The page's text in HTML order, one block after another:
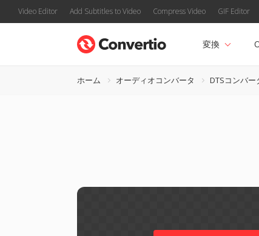
Video Editor Add Subtitles to Video Compress Video GIF Editor
変換
ホーム オーディオコンバータ DTSコンバー